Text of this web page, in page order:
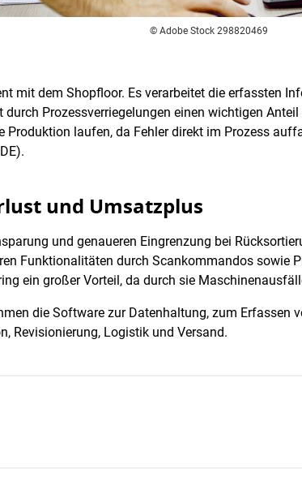
© Adobe Stock 298820469
mit dem Shopfloor. Es verarbeitet die erfassten
durch Prozessverriegelungen einen wichtigen
Produktion laufen, da Fehler direkt im Prozess
und Umsatzplus
und genaueren Eingrenzung bei
Funktionalitäten durch Scankommandos sowie
ein großer Vorteil, da durch sie
die Software zur Datenhaltung, zum Erfassen
Revisionierung, Logistik und Versand.